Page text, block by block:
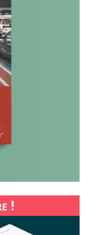
!